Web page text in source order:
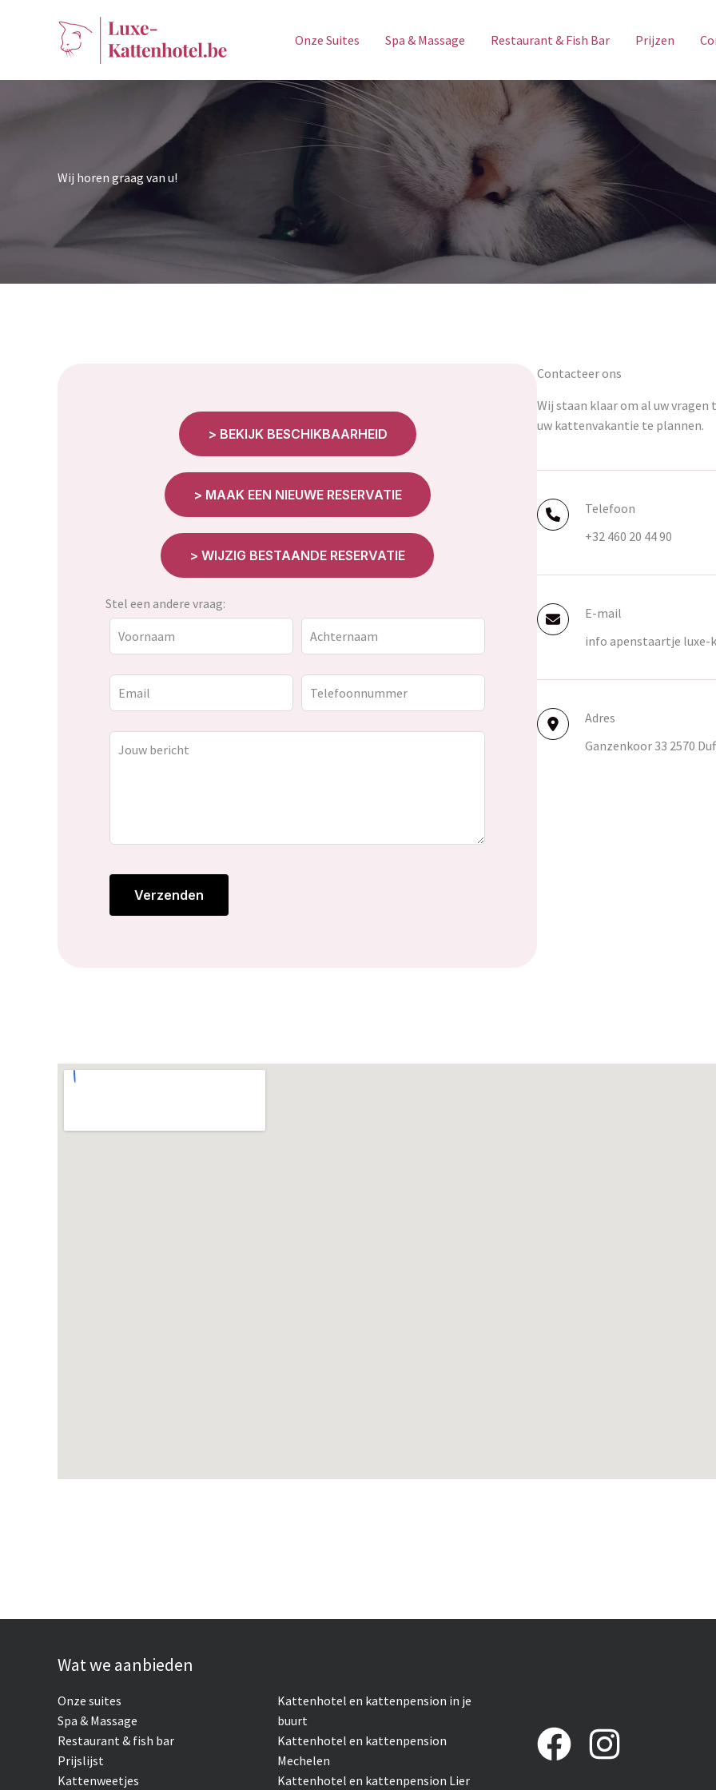
Onze Suites Spa & Massage Restaurant & Fish Bar Prijzen
Wij horen graag van u!
> BEKIJK BESCHIKBAARHEID
> MAAK EEN NIEUWE RESERVATIE
> WIJZIG BESTAANDE RESERVATIE
Stel een andere vraag:
Laat
veld
Verzenden
Contacteer ons
Wij staan klaar om al uw vragen
uw kattenvakantie te plannen.
Telefoon
+32 460 20 44 90
E-mail
info apenstaartje
Adres
Ganzenkoor 33 2570
Wat we aanbieden
Onze suites
Spa & Massage
Restaurant & fish bar
Prijslijst
Kattenweetjes
Kattenhotel en kattenpension in je
buurt
Kattenhotel en kattenpension
Mechelen
Kattenhotel en kattenpension Lier